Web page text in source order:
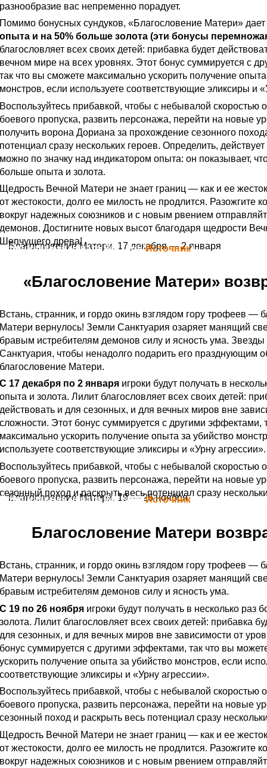
разнообразие вас непременно порадует.
Помимо бонусных сундуков, «Благословение Матери» дает
опыта и на 50% больше золота (эти бонусы
благословляет всех своих детей: прибавка будет
вечном мире на всех уровнях. Этот бонус суммируется с
так что вы сможете максимально ускорить получение
монстров, если используете соответствующие эликсиры и
Воспользуйтесь прибавкой, чтобы с небывалой скоростью
боевого пропуска, развить персонажа, перейти на новые
получить ворона Дориана за прохождение сезонного
потенциал сразу нескольких героев. Определить,
можно по значку над индикатором опыта: он показывает,
больше опыта и золота.
Щедрость Вечной Матери не знает границ — как и ее
от жестокости, долго ее милость не продлится. Разожгите
вокруг надежных союзников и с новым рвением
демонов. Достигните новых высот благодаря щедрости
Шепчущего древа!
Благословение Матери, 17 декабря — 2 января
Официальная цитата Blizzard (Источник)
«Благословение Матери»
Встань, странник, и гордо окинь взглядом гору трофеев —
Матери вернулось! Земли Санктуария озаряет манящий
бравым истребителям демонов силу и ясность ума.
Санктуария, чтобы ненадолго подарить его празднующим
благословение Матери.
С 17 декабря по 2 января игроки будут получать в
опыта и золота. Лилит благословляет всех своих детей:
действовать и для сезонных, и для вечных миров вне
сложности. Этот бонус суммируется с другими эффектами,
максимально ускорить получение опыта за убийство
используете соответствующие эликсиры и «Урну агрессии».
Воспользуйтесь прибавкой, чтобы с небывалой скоростью
боевого пропуска, развить персонажа, перейти на новые
сезонный поход и раскрыть весь потенциал сразу
Благословение Матери, 19 — 26 ноября
Официальная цитата Blizzard (Источник)
Благословение Матери
Встань, странник, и гордо окинь взглядом гору трофеев —
Матери вернулось! Земли Санктуария озаряет манящий
бравым истребителям демонов силу и ясность ума.
С 19 по 26 ноября игроки будут получать в несколько раз
золота. Лилит благословляет всех своих детей: прибавка
для сезонных, и для вечных миров вне зависимости от
бонус суммируется с другими эффектами, так что вы
ускорить получение опыта за убийство монстров, если
соответствующие эликсиры и «Урну агрессии».
Воспользуйтесь прибавкой, чтобы с небывалой скоростью
боевого пропуска, развить персонажа, перейти на новые
сезонный поход и раскрыть весь потенциал сразу
Щедрость Вечной Матери не знает границ — как и ее
от жестокости, долго ее милость не продлится. Разожгите
вокруг надежных союзников и с новым рвением